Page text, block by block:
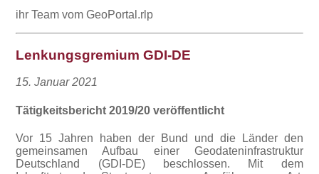
ihr Team vom GeoPortal.rlp
Lenkungsgremium GDI-DE
15. Januar 2021
Tätigkeitsbericht 2019/20 veröffentlicht
Vor 15 Jahren haben der Bund und die Länder den
gemeinsamen Aufbau einer Geo­dateninfrastruktur
Deutschland (GDI-DE) beschlossen. Mit dem